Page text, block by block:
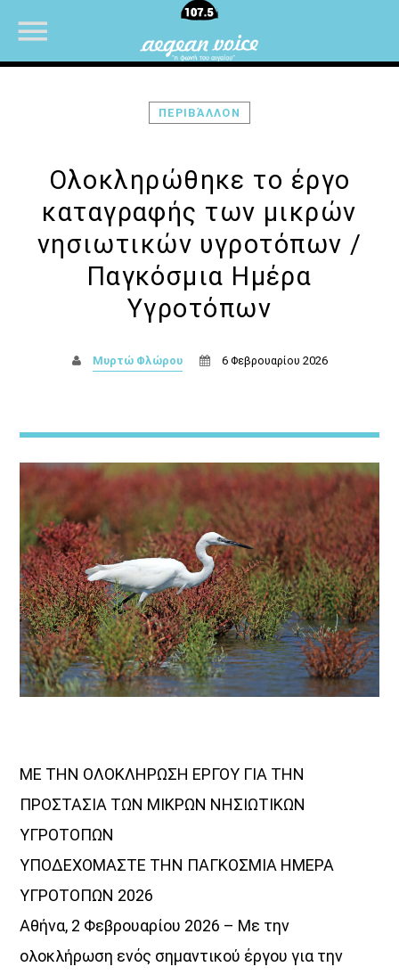
Μια Θάλασσα Τραγούδια
Title:Νησιώτικη μουσική και …σαλπάρουμε με τον Aegean
Voice σε...«Μια θάλασσα τραγούδια»!Ένα ταξίδι στη
νησιώτικη μουσική με καπετάνισσα τηνΚατερίνα Φακίνου!
Η Κατερίνα Φακίνου ταξιδεύει τους ακροατές από νησί σε
νησί με παραδοσιακές, ποιοτικέςεπιλογές από νησιώτικα
τραγούδια που …γεμίζουν τα ερτζιανά με βιολί, λαούτο,
ΠΕΡΙΒΆΛΛΟΝ
Ολοκληρώθηκε το έργο
καταγραφής των μικρών
νησιωτικών υγροτόπων /
Παγκόσμια Ημέρα
Υγροτόπων
Μυρτώ Φλώρου 6 Φεβρουαρίου 2026
ΜΕ ΤΗΝ ΟΛΟΚΛΗΡΩΣΗ ΕΡΓΟΥ ΓΙΑ ΤΗΝ
ΠΡΟΣΤΑΣΙΑ ΤΩΝ ΜΙΚΡΩΝ ΝΗΣΙΩΤΙΚΩΝ
ΥΓΡΟΤΟΠΩΝ
ΥΠΟΔΕΧΟΜΑΣΤΕ ΤΗΝ ΠΑΓΚΟΣΜΙΑ ΗΜΕΡΑ
ΥΓΡΟΤΟΠΩΝ 2026
Αθήνα, 2 Φεβρουαρίου 2026 – Με την
ολοκλήρωση ενός σημαντικού έργου για την